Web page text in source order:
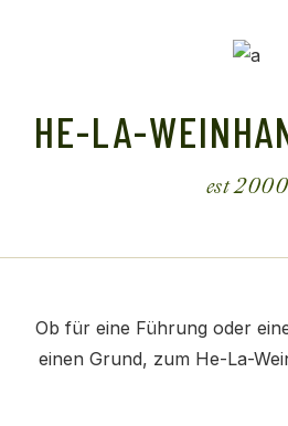
HE-LA-
est 2000
Ob für eine Führung oder
einen Grund, zum He-La-